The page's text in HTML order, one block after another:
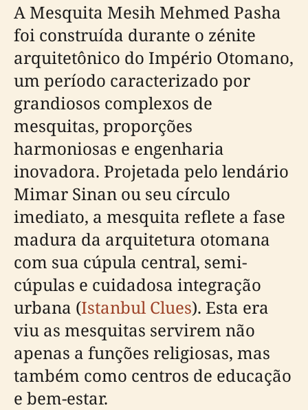
A Mesquita Mesih Mehmed Pasha
foi construída durante o zénite
arquitetônico do Império Otomano,
um período caracterizado por
grandiosos complexos de
mesquitas, proporções
harmoniosas e engenharia
inovadora. Projetada pelo lendário
Mimar Sinan ou seu círculo
imediato, a mesquita reflete a fase
madura da arquitetura otomana
com sua cúpula central, semi-
cúpulas e cuidadosa integração
urbana (Istanbul Clues). Esta era
viu as mesquitas servirem não
apenas a funções religiosas, mas
também como centros de educação
e bem-estar.